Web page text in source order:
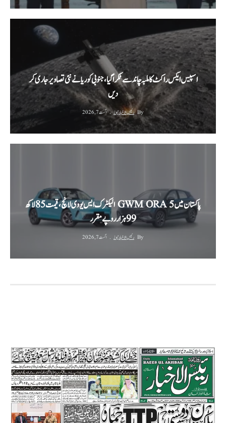
اسپیس ایکس راکٹ کا ملبہ چاند سے ٹکرا گیا، جنوبی کوریا نے نئی تصاویر جاری کر
دیں
By رئیس الاخبار نیوز اگست 7, 2026
پاکستان میں GWM ORA 5 الیکٹرک ایس یو وی لانچ، قیمت 85 لاکھ
99 ہزار روپے مقرر
By رئیس الاخبار نیوز اگست 7, 2026